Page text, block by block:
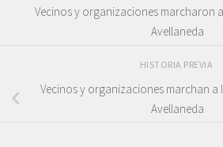
Vecinos y organizaciones marcharon
Avellaneda
HISTORIA PREVIA
Vecinos y organizaciones marchan a
Avellaneda